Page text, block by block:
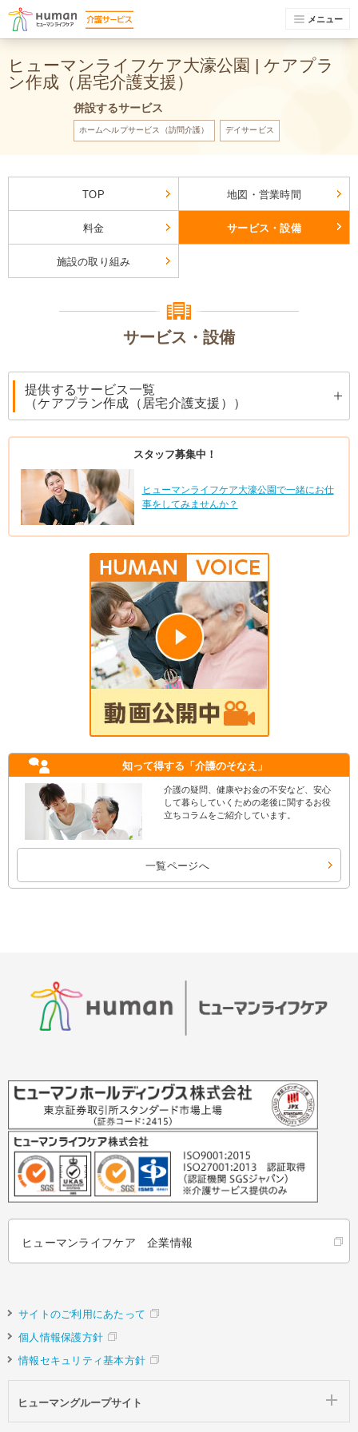
メニュー
ヒューマンライフケア大濠公園 | ケアプラ
ン作成（居宅介護支援）
併設するサービス
ホームヘルプサービス（訪問介護） デイサービス
TOP 地図・営業時間
料金 サービス・設備
施設の取り組み
サービス・設備
提供するサービス一覧
（ケアプラン作成（居宅介護支援））
スタッフ募集中！
ヒューマンライフケア大濠公園で一緒にお仕
事をしてみませんか？
知って得する 「介護のそなえ」
介護の疑問、健康やお金の不安など、安心
して暮らしていくための老後に関するお役
立ちコラムをご紹介しています。
一覧ページへ
ヒューマンライフケア 企業情報
サイトのご利用にあたって
個人情報保護方針
情報セキュリティ基本方針
ヒューマングループサイト